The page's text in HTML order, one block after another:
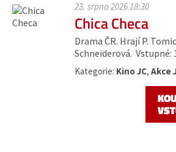
23. srpna 2026 18:30
Chica Checa
Drama ČR. Hrají P.
Schneiderová. Vstupné:
Kategorie: Kino JC, Akce